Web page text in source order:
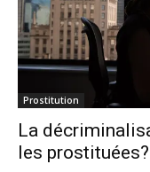
Prostitution
La
les prostituées?